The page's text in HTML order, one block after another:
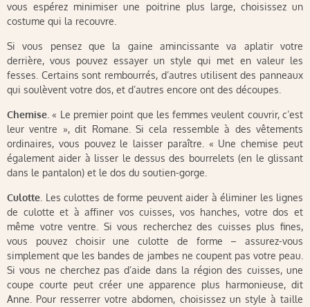
vous espérez minimiser une poitrine plus large, choisissez un
costume qui la recouvre.
Si vous pensez que la gaine amincissante va aplatir votre
derrière, vous pouvez essayer un style qui met en valeur les
fesses. Certains sont rembourrés, d’autres utilisent des panneaux
qui soulèvent votre dos, et d’autres encore ont des découpes.
Chemise . « Le premier point que les femmes veulent couvrir, c’est
leur ventre », dit Romane. Si cela ressemble à des vêtements
ordinaires, vous pouvez le laisser paraître. « Une chemise peut
également aider à lisser le dessus des bourrelets (en le glissant
dans le pantalon) et le dos du soutien-gorge.
Culotte . Les culottes de forme peuvent aider à éliminer les lignes
de culotte et à affiner vos cuisses, vos hanches, votre dos et
même votre ventre. Si vous recherchez des cuisses plus fines,
vous pouvez choisir une culotte de forme – assurez-vous
simplement que les bandes de jambes ne coupent pas votre peau.
Si vous ne cherchez pas d’aide dans la région des cuisses, une
coupe courte peut créer une apparence plus harmonieuse, dit
Anne. Pour resserrer votre abdomen, choisissez un style à taille